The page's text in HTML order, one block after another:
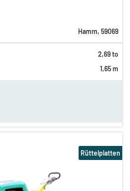
Hamm, 59069
2,69 to
1,65 m
Rüttelplatten